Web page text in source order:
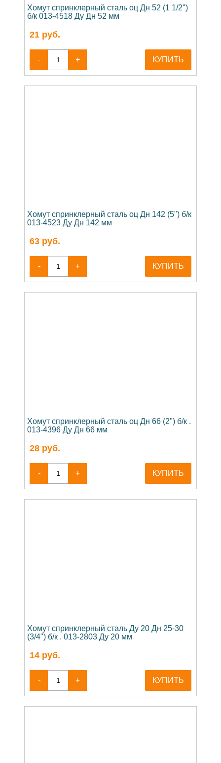
Хомут спринклерный сталь оц Дн 52 (1 1/2")
б/к 013-4518 Ду Дн 52 мм
21 руб.
- + КУПИТЬ
Хомут спринклерный сталь оц Дн 142 (5") б/к
013-4523 Ду Дн 142 мм
63 руб.
- + КУПИТЬ
Хомут спринклерный сталь оц Дн 66 (2") б/к .
013-4396 Ду Дн 66 мм
28 руб.
- + КУПИТЬ
Хомут спринклерный сталь Ду 20 Дн 25-30
(3/4") б/к . 013-2803 Ду 20 мм
14 руб.
- + КУПИТЬ